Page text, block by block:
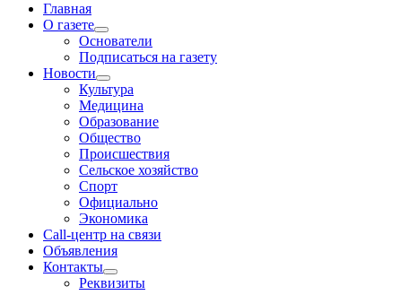
Главная
О газете
Основатели
Подписаться на газету
Новости
Культура
Медицина
Образование
Общество
Происшествия
Сельское хозяйство
Спорт
Официально
Экономика
Call-центр на связи
Объявления
Контакты
Реквизиты